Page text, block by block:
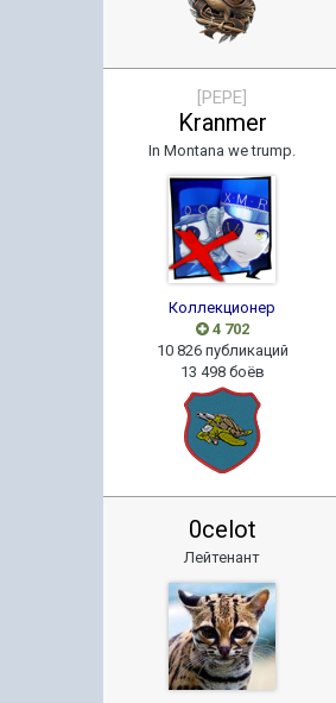
[PEPE]
Kranmer
In Montana we trump.
Коллекционер
4 702
10 826 публикаций
13 498 боёв
0celot
Лейтенант